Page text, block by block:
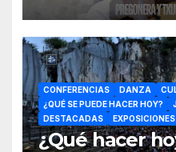
CONFERENCIAS DANZA
¿QUÉ SE PUEDE HACER HOY?
DESTACADAS
EXPOSICIONES
¿Qué hacer